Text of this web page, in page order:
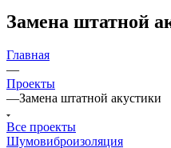
Замена штатной
Главная
—
Проекты
—Замена штатной акустики
Все проекты
Шумовиброизоляция